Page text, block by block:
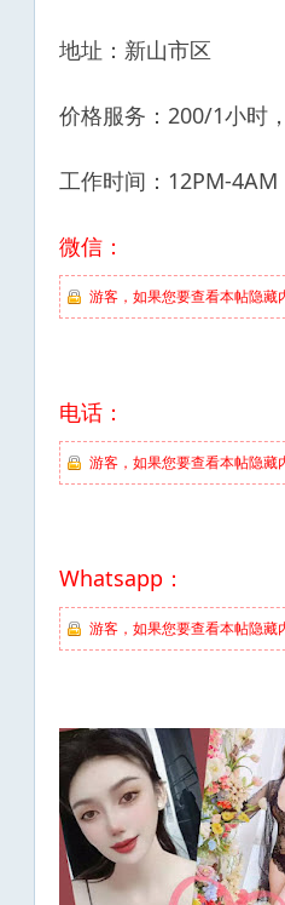
地址：新山市区
价格服务：200/1小时
工作时间：12PM-4AM
微信：
游客，如果您要查看本帖隐藏
电话：
游客，如果您要查看本帖隐藏
Whatsapp：
游客，如果您要查看本帖隐藏